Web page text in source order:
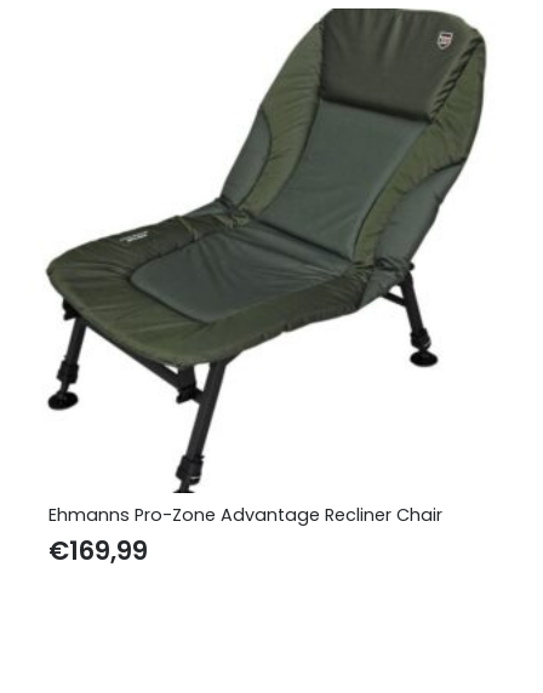
Ehmanns Pro-Zone Advantage Recliner Chair
€169,99